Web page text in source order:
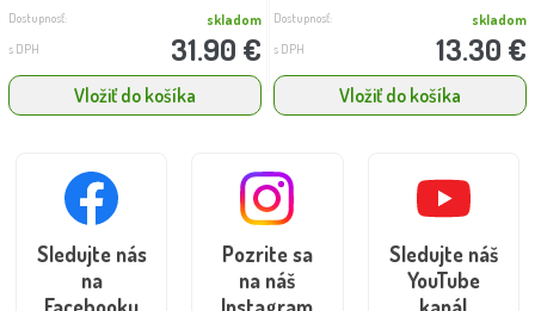
Dostupnosť: skladom
s DPH 31.90 €
Vložiť do košíka
Dostupnosť: skladom
s DPH 13.30 €
Vložiť do košíka
Sledujte nás
na
Pozrite sa
na náš
Sledujte náš
YouTube